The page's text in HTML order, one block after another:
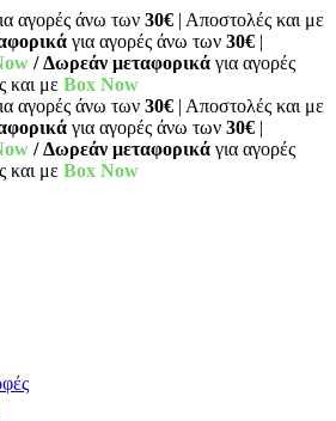
αγορές άνω των 30€ | Αποστολές και με
για αγορές άνω των 30€ |
/ Δωρεάν μεταφορικά για αγορές
και με Box Now
αγορές άνω των 30€ | Αποστολές και με
για αγορές άνω των 30€ |
/ Δωρεάν μεταφορικά για αγορές
και με Box Now